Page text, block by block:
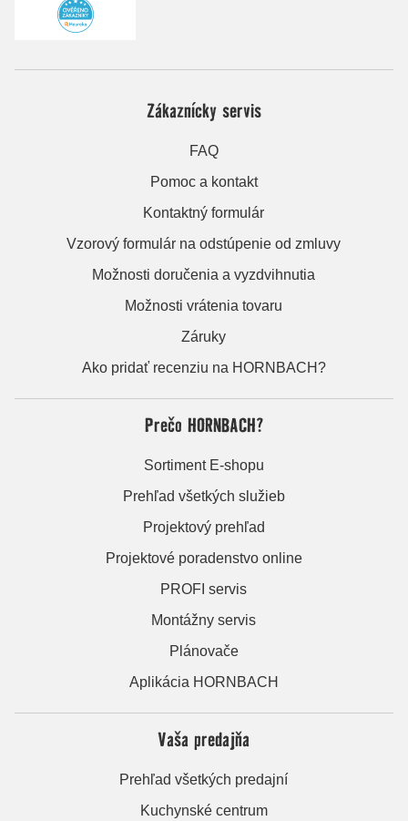
Zákaznícky servis
FAQ
Pomoc a kontakt
Kontaktný formulár
Vzorový formulár na odstúpenie od zmluvy
Možnosti doručenia a vyzdvihnutia
Možnosti vrátenia tovaru
Záruky
Ako pridať recenziu na HORNBACH?
Prečo HORNBACH?
Sortiment E-shopu
Prehľad všetkých služieb
Projektový prehľad
Projektové poradenstvo online
PROFI servis
Montážny servis
Plánovače
Aplikácia HORNBACH
Vaša predajňa
Prehľad všetkých predajní
Kuchynské centrum